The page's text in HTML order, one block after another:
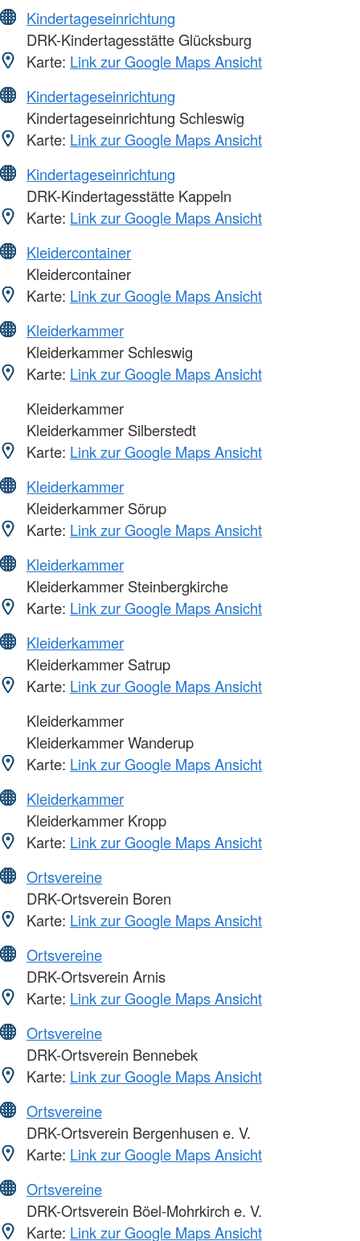
Kindertageseinrichtung
DRK-Kindertagesstätte Glücksburg
Karte: Link zur Google Maps Ansicht
Kindertageseinrichtung
Kindertageseinrichtung Schleswig
Karte: Link zur Google Maps Ansicht
Kindertageseinrichtung
DRK-Kindertagesstätte Kappeln
Karte: Link zur Google Maps Ansicht
Kleidercontainer
Kleidercontainer
Karte: Link zur Google Maps Ansicht
Kleiderkammer
Kleiderkammer Schleswig
Karte: Link zur Google Maps Ansicht
Kleiderkammer
Kleiderkammer Silberstedt
Karte: Link zur Google Maps Ansicht
Kleiderkammer
Kleiderkammer Sörup
Karte: Link zur Google Maps Ansicht
Kleiderkammer
Kleiderkammer Steinbergkirche
Karte: Link zur Google Maps Ansicht
Kleiderkammer
Kleiderkammer Satrup
Karte: Link zur Google Maps Ansicht
Kleiderkammer
Kleiderkammer Wanderup
Karte: Link zur Google Maps Ansicht
Kleiderkammer
Kleiderkammer Kropp
Karte: Link zur Google Maps Ansicht
Ortsvereine
DRK-Ortsverein Boren
Karte: Link zur Google Maps Ansicht
Ortsvereine
DRK-Ortsverein Arnis
Karte: Link zur Google Maps Ansicht
Ortsvereine
DRK-Ortsverein Bennebek
Karte: Link zur Google Maps Ansicht
Ortsvereine
DRK-Ortsverein Bergenhusen e. V.
Karte: Link zur Google Maps Ansicht
Ortsvereine
DRK-Ortsverein Böel-Mohrkirch e. V.
Karte: Link zur Google Maps Ansicht